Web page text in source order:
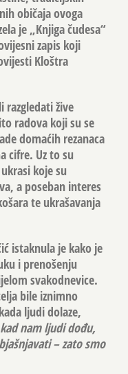
običaja ovoga
je „Knjiga čudesa“
zapis koji
Kloštra
razgledatižive
radova koji su se
domaćih rezanaca
cifre. Uz to su
koje su
a poseban interes
te ukrašavanja
istaknula je kako je
i prenošenju
svakodnevice.
bile iznimno
ljudi dolaze,
nam ljudi dođu,
– zato smo